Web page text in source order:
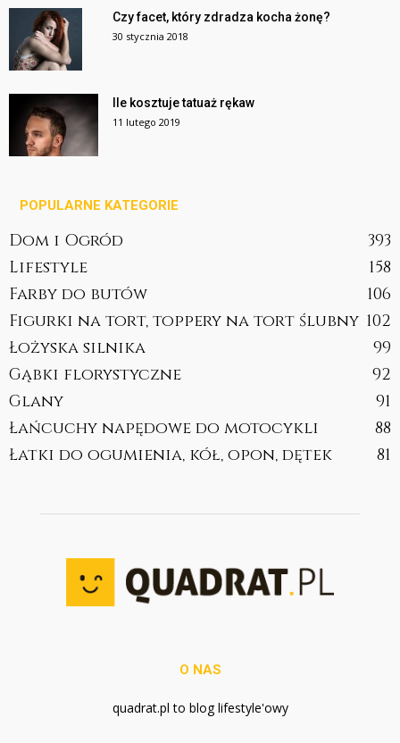
Czy facet, który zdradza kocha żonę?
30 stycznia 2018
Ile kosztuje tatuaż rękaw
11 lutego 2019
POPULARNE KATEGORIE
Dom i Ogród
393
Lifestyle
158
Farby do butów
106
Figurki na tort, toppery na tort ślubny 102
Łożyska silnika
99
Gąbki florystyczne
92
Glany
91
Łańcuchy napędowe do motocykli
88
Łatki do ogumienia, kół, opon, dętek
81
O NAS
quadrat.pl to blog lifestyle'owy